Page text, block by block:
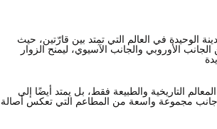
الوحيدة في العالم التي تمتد بين قارّتين، حيث
الأوروبي والجانب الآسيوي، ليمنح الزوار
التاريخية والطبيعة فقط، بل يمتد أيضًا إلى
جانب مجموعة واسعة من المطاعم التي تعكس أصالة